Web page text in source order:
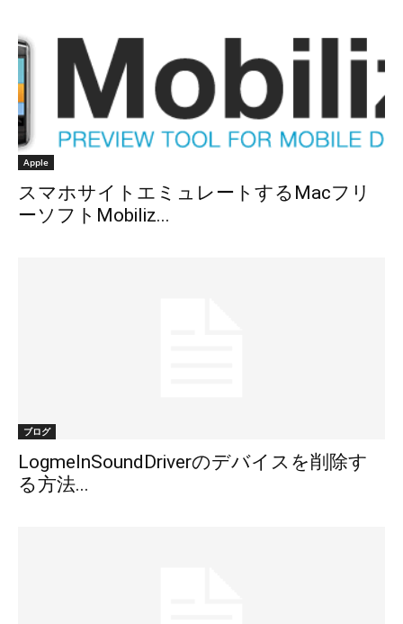
Apple
スマホサイトエミュレートするMacフリ
ーソフトMobiliz...
ブログ
LogmeInSoundDriverのデバイスを削除す
る方法...